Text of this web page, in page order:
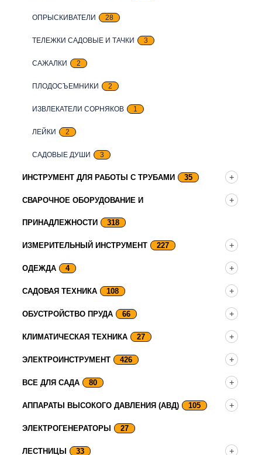
ОПРЫСКИВАТЕЛИ 28
ТЕЛЕЖКИ САДОВЫЕ И ТАЧКИ 3
САЖАЛКИ 2
ПЛОДОСЪЕМНИКИ 2
ИЗВЛЕКАТЕЛИ СОРНЯКОВ 1
ЛЕЙКИ 2
САДОВЫЕ ДУШИ 3
ИНСТРУМЕНТ ДЛЯ РАБОТЫ С ТРУБАМИ 35
СВАРОЧНОЕ ОБОРУДОВАНИЕ И
ПРИНАДЛЕЖНОСТИ 318
ИЗМЕРИТЕЛЬНЫЙ ИНСТРУМЕНТ 227
ОДЕЖДА 4
САДОВАЯ ТЕХНИКА 108
ОБУСТРОЙСТВО ПРУДА 66
КЛИМАТИЧЕСКАЯ ТЕХНИКА 27
ЭЛЕКТРОИНСТРУМЕНТ 426
ВСЕ ДЛЯ САДА 80
АППАРАТЫ ВЫСОКОГО ДАВЛЕНИЯ (АВД) 105
ЭЛЕКТРОГЕНЕРАТОРЫ 27
ЛЕСТНИЦЫ 33